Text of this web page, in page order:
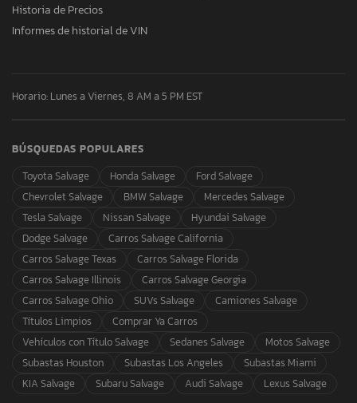
Historia de Precios
Informes de historial de VIN
Horario: Lunes a Viernes, 8 AM a 5 PM EST
BÚSQUEDAS POPULARES
Toyota Salvage
Honda Salvage
Ford Salvage
Chevrolet Salvage
BMW Salvage
Mercedes Salvage
Tesla Salvage
Nissan Salvage
Hyundai Salvage
Dodge Salvage
Carros Salvage California
Carros Salvage Texas
Carros Salvage Florida
Carros Salvage Illinois
Carros Salvage Georgia
Carros Salvage Ohio
SUVs Salvage
Camiones Salvage
Títulos Limpios
Comprar Ya Carros
Vehículos con Título Salvage
Sedanes Salvage
Motos Salvage
Subastas Houston
Subastas Los Angeles
Subastas Miami
KIA Salvage
Subaru Salvage Audi Salvage Lexus Salvage